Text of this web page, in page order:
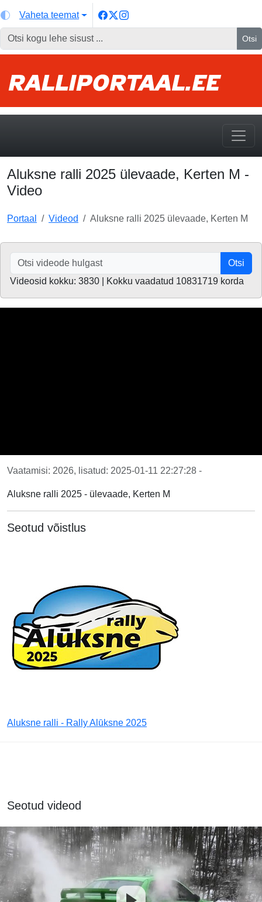
Vaheta teemat
Otsi
Aluksne ralli 2025 ülevaade, Kerten M -
Video
Portaal Videod Aluksne ralli 2025 ülevaade, Kerten M
Otsi
Videosid kokku: 3830 | Kokku vaadatud 10831719 korda
Vaatamisi: 2026, lisatud: 2025-01-11 22:27:28 -
Aluksne ralli 2025 - ülevaade, Kerten M
Seotud võistlus
Aluksne ralli - Rally Alūksne 2025
Seotud videod